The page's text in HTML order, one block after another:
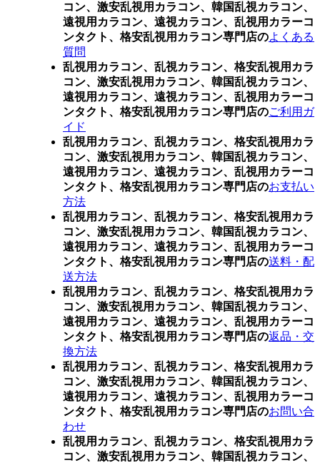
コン、激安乱視用カラコン、韓国乱視カラコン、
遠視用カラコン、遠視カラコン、乱視用カラーコ
ンタクト、格安乱視用カラコン専門店のよくある
質問
乱視用カラコン、乱視カラコン、格安乱視用カラ
コン、激安乱視用カラコン、韓国乱視カラコン、
遠視用カラコン、遠視カラコン、乱視用カラーコ
ンタクト、格安乱視用カラコン専門店のご利用ガ
イド
乱視用カラコン、乱視カラコン、格安乱視用カラ
コン、激安乱視用カラコン、韓国乱視カラコン、
遠視用カラコン、遠視カラコン、乱視用カラーコ
ンタクト、格安乱視用カラコン専門店のお支払い
方法
乱視用カラコン、乱視カラコン、格安乱視用カラ
コン、激安乱視用カラコン、韓国乱視カラコン、
遠視用カラコン、遠視カラコン、乱視用カラーコ
ンタクト、格安乱視用カラコン専門店の送料・配
送方法
乱視用カラコン、乱視カラコン、格安乱視用カラ
コン、激安乱視用カラコン、韓国乱視カラコン、
遠視用カラコン、遠視カラコン、乱視用カラーコ
ンタクト、格安乱視用カラコン専門店の返品・交
換方法
乱視用カラコン、乱視カラコン、格安乱視用カラ
コン、激安乱視用カラコン、韓国乱視カラコン、
遠視用カラコン、遠視カラコン、乱視用カラーコ
ンタクト、格安乱視用カラコン専門店のお問い合
わせ
乱視用カラコン、乱視カラコン、格安乱視用カラ
コン、激安乱視用カラコン、韓国乱視カラコン、